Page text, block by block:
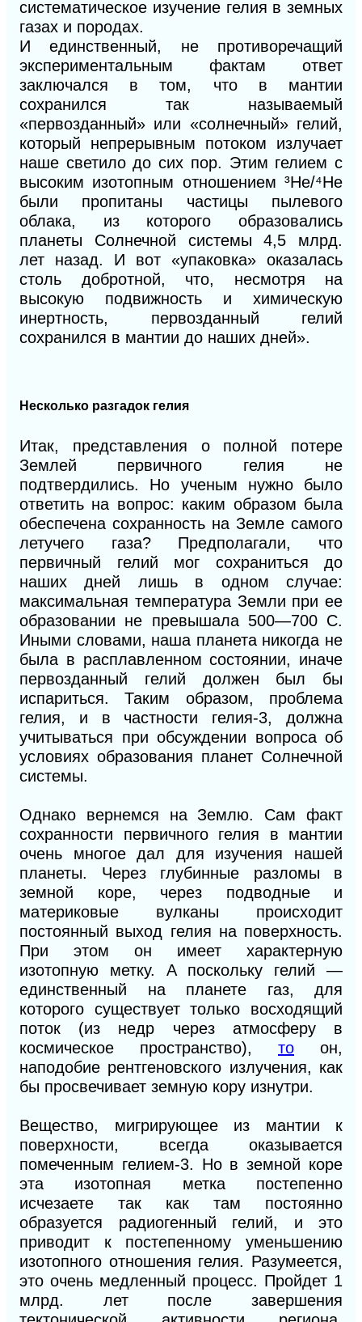
систематическое изучение гелия в земных
газах и породах.
И единственный, не противоречащий
экспериментальным фактам ответ
заключался в том, что в мантии
сохранился так называемый
«первозданный» или «солнечный» гелий,
который непрерывным потоком излучает
наше светило до сих пор. Этим гелием с
высоким изотопным отношением ³Не/⁴Не
были пропитаны частицы пылевого
облака, из которого образовались
планеты Солнечной системы 4,5 млрд.
лет назад. И вот «упаковка» оказалась
столь добротной, что, несмотря на
высокую подвижность и химическую
инертность, первозданный гелий
сохранился в мантии до наших дней».
Несколько разгадок гелия
Итак, представления о полной потере
Землей первичного гелия не
подтвердились. Но ученым нужно было
ответить на вопрос: каким образом была
обеспечена сохранность на Земле самого
летучего газа? Предполагали, что
первичный гелий мог сохраниться до
наших дней лишь в одном случае:
максимальная температура Земли при ее
образовании не превышала 500—700 С.
Иными словами, наша планета никогда не
была в расплавленном состоянии, иначе
первозданный гелий должен был бы
испариться. Таким образом, проблема
гелия, и в частности гелия-3, должна
учитываться при обсуждении вопроса об
условиях образования планет Солнечной
системы.
Однако вернемся на Землю. Сам факт
сохранности первичного гелия в мантии
очень многое дал для изучения нашей
планеты. Через глубинные разломы в
земной коре, через подводные и
материковые вулканы происходит
постоянный выход гелия на поверхность.
При этом он имеет характерную
изотопную метку. А поскольку гелий —
единственный на планете газ, для
которого существует только восходящий
поток (из недр через атмосферу в
космическое пространство), то он,
наподобие рентгеновского излучения, как
бы просвечивает земную кору изнутри.
Вещество, мигрирующее из мантии к
поверхности, всегда оказывается
помеченным гелием-3. Но в земной коре
эта изотопная метка постепенно
исчезаете так как там постоянно
образуется радиогенный гелий, и это
приводит к постепенному уменьшению
изотопного отношения гелия. Разумеется,
это очень медленный процесс. Пройдет 1
млрд. лет после завершения